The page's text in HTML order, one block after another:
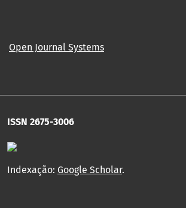
Open Journal Systems
ISSN 2675-3006
Indexação: Google Scholar.